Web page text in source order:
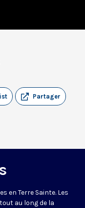
Partager
en Terre Sainte. Les
au long de la